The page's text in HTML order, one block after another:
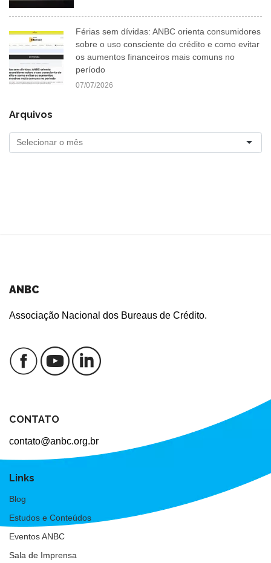
Férias sem dívidas: ANBC orienta consumidores
sobre o uso consciente do crédito e como evitar
os aumentos financeiros mais comuns no
período
07/07/2026
Arquivos
ANBC
Associação Nacional dos Bureaus de Crédito.
CONTATO
contato@anbc.org.br
Links
Blog
Estudos e Conteúdos
Eventos ANBC
Sala de Imprensa